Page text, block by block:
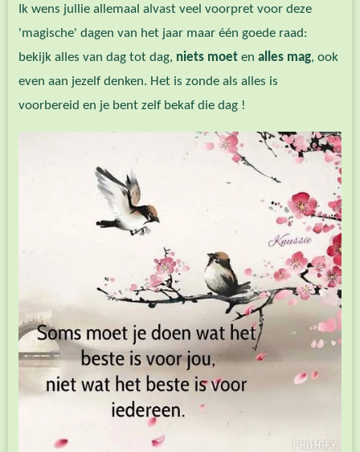
Ik wens jullie allemaal alvast veel voorpret voor deze
'magische' dagen van het jaar maar één goede raad:
bekijk alles van dag tot dag, niets moet en alles mag, ook
even aan jezelf denken. Het is zonde als alles is
voorbereid en je bent zelf bekaf die dag !